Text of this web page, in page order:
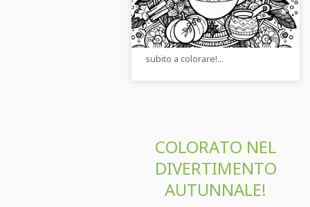
colorare di una tazza di tè
mandala per l'autunno. Scarica
l'immagine gratuitamente e inizia
subito a colorare!...
COLORATO NEL
DIVERTIMENTO
AUTUNNALE!